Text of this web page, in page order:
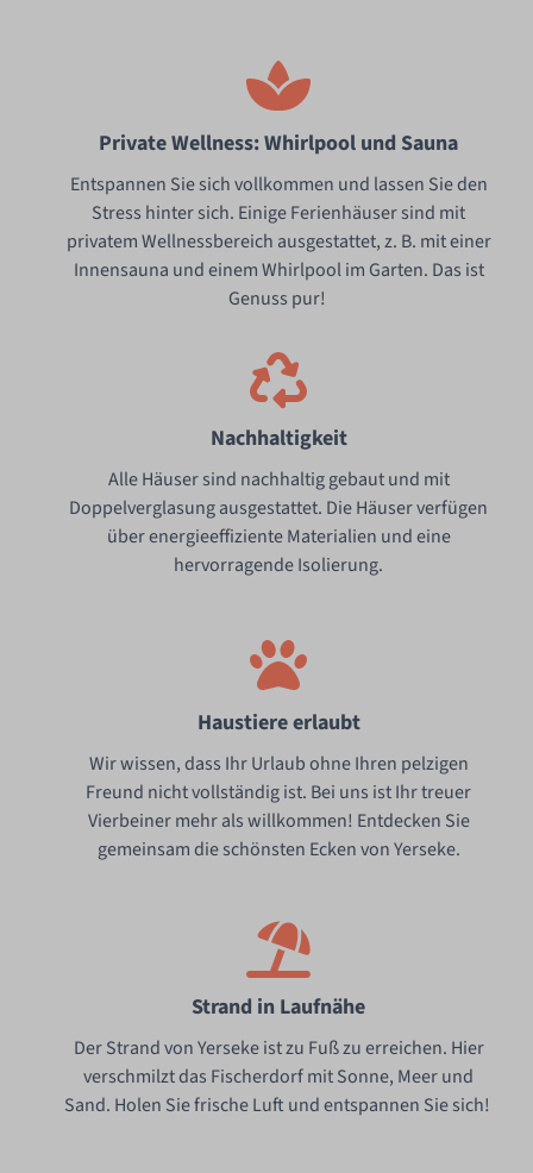
Private Wellness: Whirlpool und Sauna
Entspannen Sie sich vollkommen und lassen Sie den
Stress hinter sich. Einige Ferienhäuser sind mit
privatem Wellnessbereich ausgestattet, z. B. mit einer
Innensauna und einem Whirlpool im Garten. Das ist
Genuss pur!
Nachhaltigkeit
Alle Häuser sind nachhaltig gebaut und mit
Doppelverglasung ausgestattet. Die Häuser verfügen
über energieeffiziente Materialien und eine
hervorragende Isolierung.
Haustiere erlaubt
Wir wissen, dass Ihr Urlaub ohne Ihren pelzigen
Freund nicht vollständig ist. Bei uns ist Ihr treuer
Vierbeiner mehr als willkommen! Entdecken Sie
gemeinsam die schönsten Ecken von Yerseke.
Strand in Laufnähe
Der Strand von Yerseke ist zu Fuß zu erreichen. Hier
verschmilzt das Fischerdorf mit Sonne, Meer und
Sand. Holen Sie frische Luft und entspannen Sie sich!